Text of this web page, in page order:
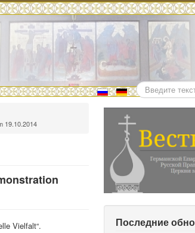
Поиск
19.10.2014
Vielfalt“.
Последние